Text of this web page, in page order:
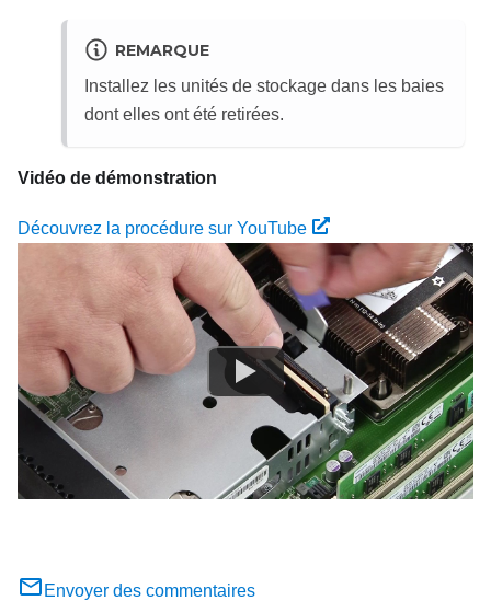
REMARQUE
Installez les unités de stockage dans les baies
dont elles ont été retirées.
Vidéo de démonstration
Découvrez la procédure sur YouTube
Envoyer des commentaires